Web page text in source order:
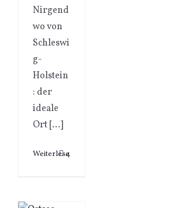
Nirgend
wo von
Schleswi
g-
Holstein
: der
ideale
Ort [...]
Weiterlesen
4